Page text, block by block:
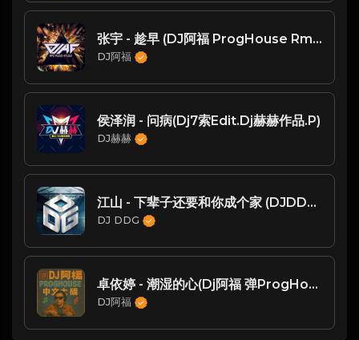
张宇 - 趁早 (DJ阿福 ProgHouse Rmx 2023)
DJ阿福
侯泽润 - 问病(Dj7索Edit.Dj赫赫作品.P)
DJ赫赫
江山 - 下辈子还要和你成个家 (DJDDG prog house Mix)2022
DJ DDG
卓依婷 - 潮湿的心(Dj阿福 弹ProgHouse Rmx 2018)
DJ阿福